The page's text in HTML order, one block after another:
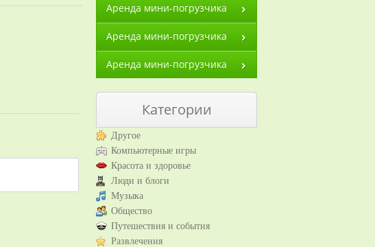
Аренда мини-погрузчика
Аренда мини-погрузчика
Аренда мини-погрузчика
Категории
Другое
Компьютерные игры
Красота и здоровье
Люди и блоги
Музыка
Общество
Путешествия и события
Развлечения